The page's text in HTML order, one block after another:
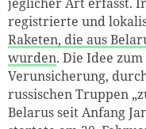
registrierte und
Raketen, die aus
wurden. Die Idee
Verunsicherung,
russischen Truppen
Belarus seit Anfang